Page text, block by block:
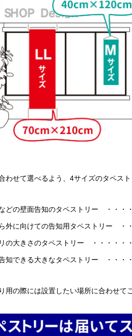
わせて選べるよう、4サイズのタペスト
どの壁面告知のタペストリー ・・・
外に向けての告知用タペストリー ・
の大きさのタペストリー ・・・・・
知できる大きなタペストリー ・・・
用の際には設置したい場所に合わせて